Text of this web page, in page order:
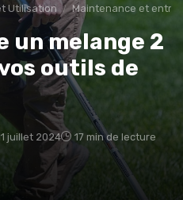
Utilisation Maintenance et
un melange 2
outils de
juillet 2024 17 min de lecture